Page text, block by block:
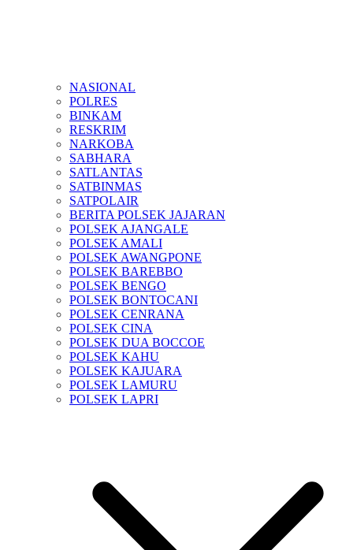
NASIONAL
POLRES
BINKAM
RESKRIM
NARKOBA
SABHARA
SATLANTAS
SATBINMAS
SATPOLAIR
BERITA POLSEK JAJARAN
POLSEK AJANGALE
POLSEK AMALI
POLSEK AWANGPONE
POLSEK BAREBBO
POLSEK BENGO
POLSEK BONTOCANI
POLSEK CENRANA
POLSEK CINA
POLSEK DUA BOCCOE
POLSEK KAHU
POLSEK KAJUARA
POLSEK LAMURU
POLSEK LAPRI